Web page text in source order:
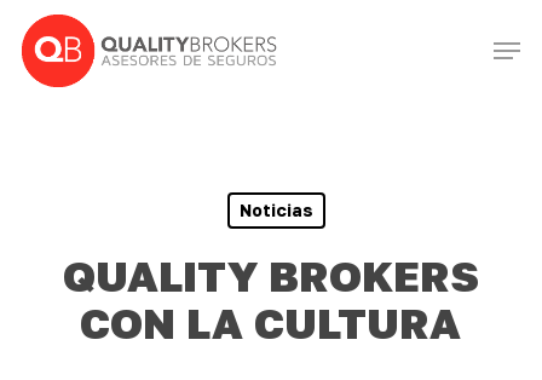
main
Noticias
QUALITY BROKERS
CON LA CULTURA